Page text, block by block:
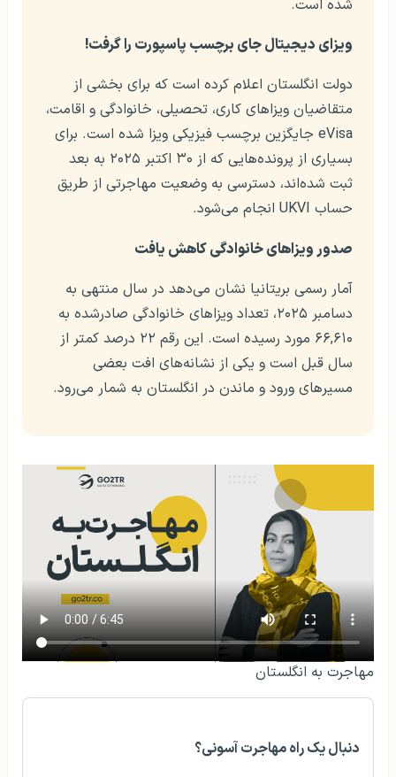
شده است.
ویزای دیجیتال جای برچسب پاسپورت را گرفت!
دولت انگلستان اعلام کرده است که برای بخشی از
متقاضیان ویزاهای کاری، تحصیلی، خانوادگی و اقامت،
eVisa جایگزین برچسب فیزیکی ویزا شده است. برای
بسیاری از پرونده‌هایی که از ۳۰ اکتبر ۲۰۲۵ به بعد
ثبت شده‌اند، دسترسی به وضعیت مهاجرتی از طریق
حساب UKVI انجام می‌شود.
صدور ویزاهای خانوادگی کاهش یافت
آمار رسمی بریتانیا نشان می‌دهد در سال منتهی به
دسامبر ۲۰۲۵، تعداد ویزاهای خانوادگی صادرشده به
۶۶,۶۱۰ مورد رسیده است. این رقم ۲۲ درصد کمتر از
سال قبل است و یکی از نشانه‌های افت بعضی
مسیرهای ورود و ماندن در انگلستان به شمار می‌رود.
مهاجرت به انگلستان
دنبال یک راه مهاجرت آسونی؟